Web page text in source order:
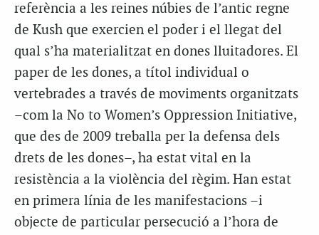
referència a les reines núbies de l’antic regne
de Kush que exercien el poder i el llegat del
qual s’ha materialitzat en dones lluitadores. El
paper de les dones, a títol individual o
vertebrades a través de moviments organitzats
–com la No to Women’s Oppression Initiative,
que des de 2009 treballa per la defensa dels
drets de les dones–, ha estat vital en la
resistència a la violència del règim. Han estat
en primera línia de les manifestacions –i
objecte de particular persecució a l’hora de